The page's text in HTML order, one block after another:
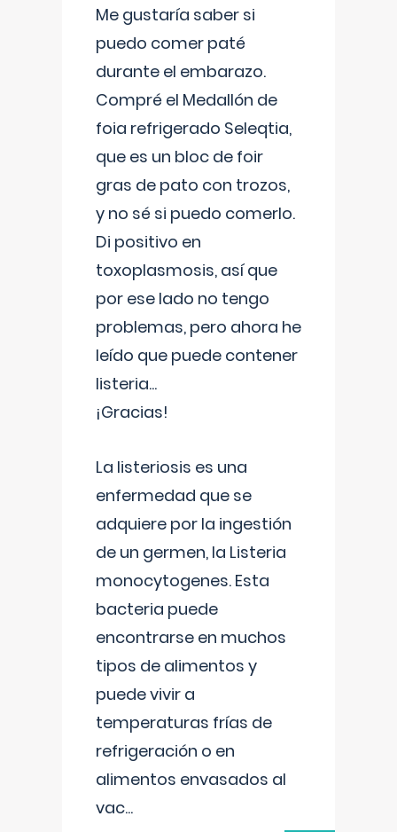
Me gustaría saber si
puedo comer paté
durante el embarazo.
Compré el Medallón de
foia refrigerado Seleqtia,
que es un bloc de foir
gras de pato con trozos,
y no sé si puedo comerlo.
Di positivo en
toxoplasmosis, así que
por ese lado no tengo
problemas, pero ahora he
leído que puede contener
listeria...
¡Gracias!
La listeriosis es una
enfermedad que se
adquiere por la ingestión
de un germen, la Listeria
monocytogenes. Esta
bacteria puede
encontrarse en muchos
tipos de alimentos y
puede vivir a
temperaturas frías de
refrigeración o en
alimentos envasados al
vac...